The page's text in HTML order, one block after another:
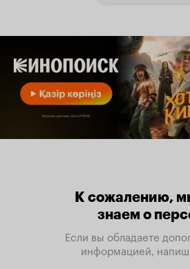
К сожалению,
знаем о
Если вы обладаете
информацией,